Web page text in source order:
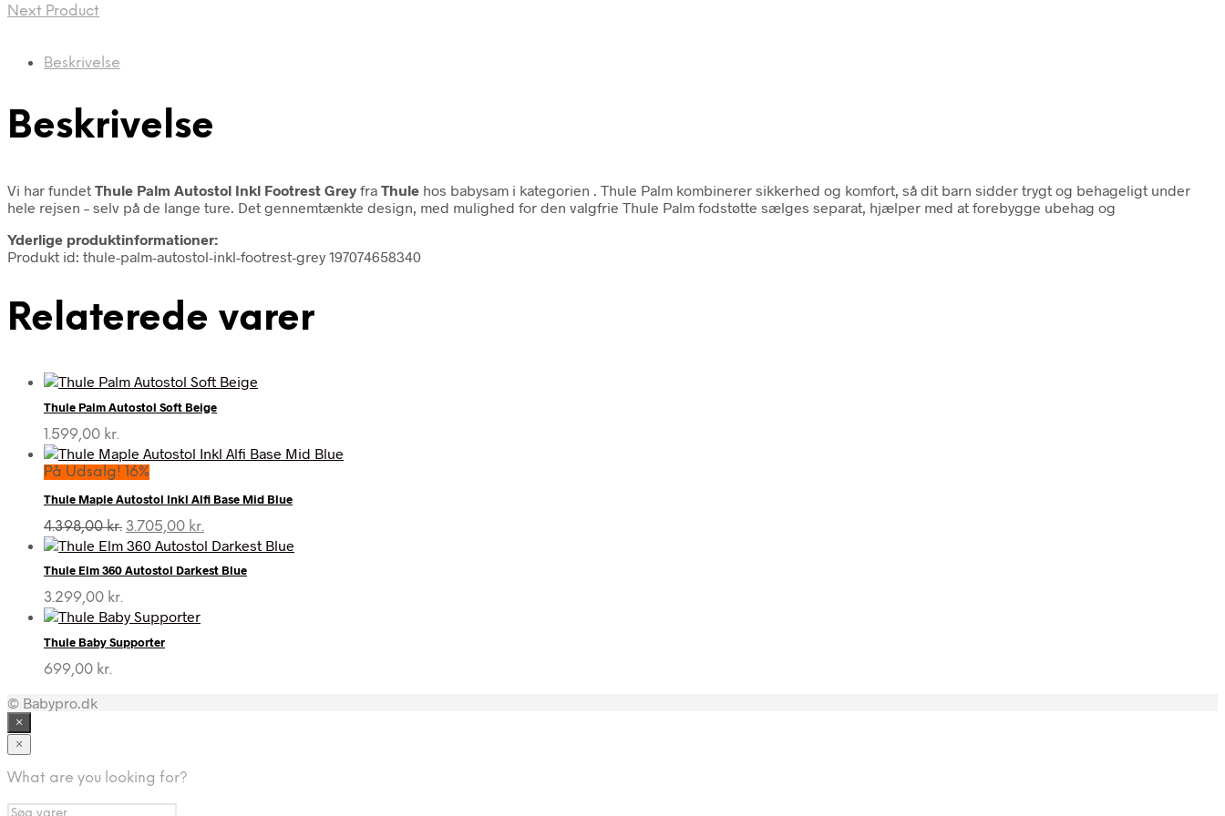
Next Product
Beskrivelse
Beskrivelse
Vi har fundet Thule Palm Autostol Inkl Footrest Greyfra Thule hos babysam i kategorien
. Thule Palm kombinerer sikkerhed og komfort, så dit barn sidder trygt og behageligt under
hele rejsen – selv på de lange ture. Det gennemtænkte design, med mulighed for den valgfrie Thule Palm fodstøtte sælges separat, hjælper med at forebygge ubehag og
Yderlige produktinformationer:
Produkt id: thule-palm-autostol-inkl-footrest-grey 197074658340
Relaterede varer
Thule Palm Autostol Soft Beige
1.599,00 kr.
På Udsalg! 16%
Thule Maple Autostol Inkl Alfi Base Mid Blue
4.398,00kr. Den
oprindelige
var:
3.705,00 kr.
aktuelle
er:
Thule Elm 360 Autostol Darkest Blue
3.299,00 kr.
Thule Baby Supporter
699,00 kr.
© Babypro.dk
×
×
What are you looking for?